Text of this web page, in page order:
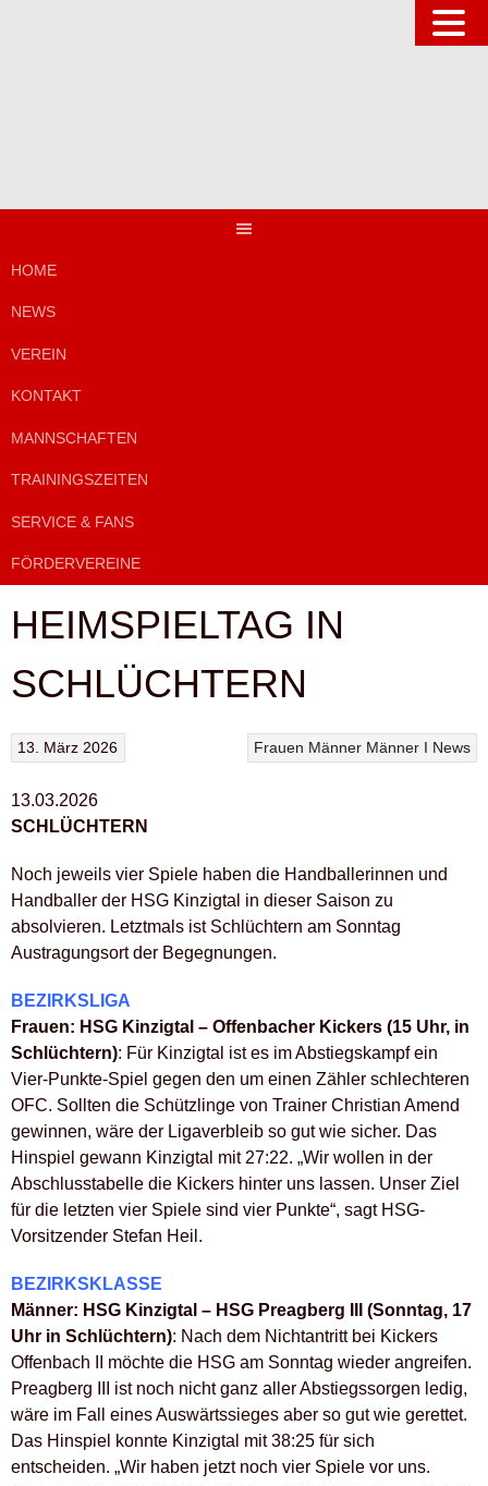
HOME
NEWS
VEREIN
KONTAKT
MANNSCHAFTEN
TRAININGSZEITEN
SERVICE & FANS
FÖRDERVEREINE
HEIMSPIELTAG IN
SCHLÜCHTERN
Frauen Männer Männer I News
13. März 2026
13.03.2026
SCHLÜCHTERN
Noch jeweils vier Spiele haben die Handballerinnen und
Handballer der HSG Kinzigtal in dieser Saison zu
absolvieren. Letztmals ist Schlüchtern am Sonntag
Austragungsort der Begegnungen.
BEZIRKSLIGA
Frauen: HSG Kinzigtal – Offenbacher Kickers (15 Uhr, in
Schlüchtern): Für Kinzigtal ist es im Abstiegskampf ein
Vier-Punkte-Spiel gegen den um einen Zähler schlechteren
OFC. Sollten die Schützlinge von Trainer Christian Amend
gewinnen, wäre der Ligaverbleib so gut wie sicher. Das
Hinspiel gewann Kinzigtal mit 27:22. „Wir wollen in der
Abschlusstabelle die Kickers hinter uns lassen. Unser Ziel
für die letzten vier Spiele sind vier Punkte“, sagt HSG-
Vorsitzender Stefan Heil.
BEZIRKSKLASSE
Männer: HSG Kinzigtal – HSG Preagberg III (Sonntag, 17
Uhr in Schlüchtern): Nach dem Nichtantritt bei Kickers
Offenbach II möchte die HSG am Sonntag wieder angreifen.
Preagberg III ist noch nicht ganz aller Abstiegssorgen ledig,
wäre im Fall eines Auswärtssieges aber so gut wie gerettet.
Das Hinspiel konnte Kinzigtal mit 38:25 für sich
entscheiden. „Wir haben jetzt noch vier Spiele vor uns.